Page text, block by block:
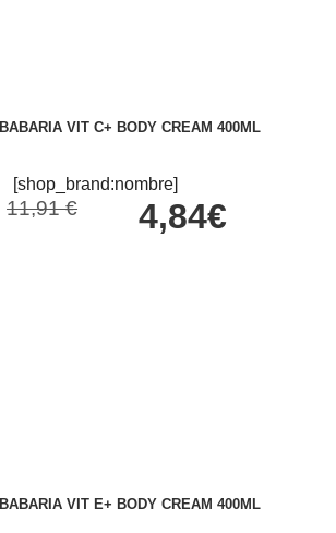
BABARIA VIT C+ BODY CREAM 400ML
[shop_brand:nombre]
11,91 € 4,84€
BABARIA VIT E+ BODY CREAM 400ML